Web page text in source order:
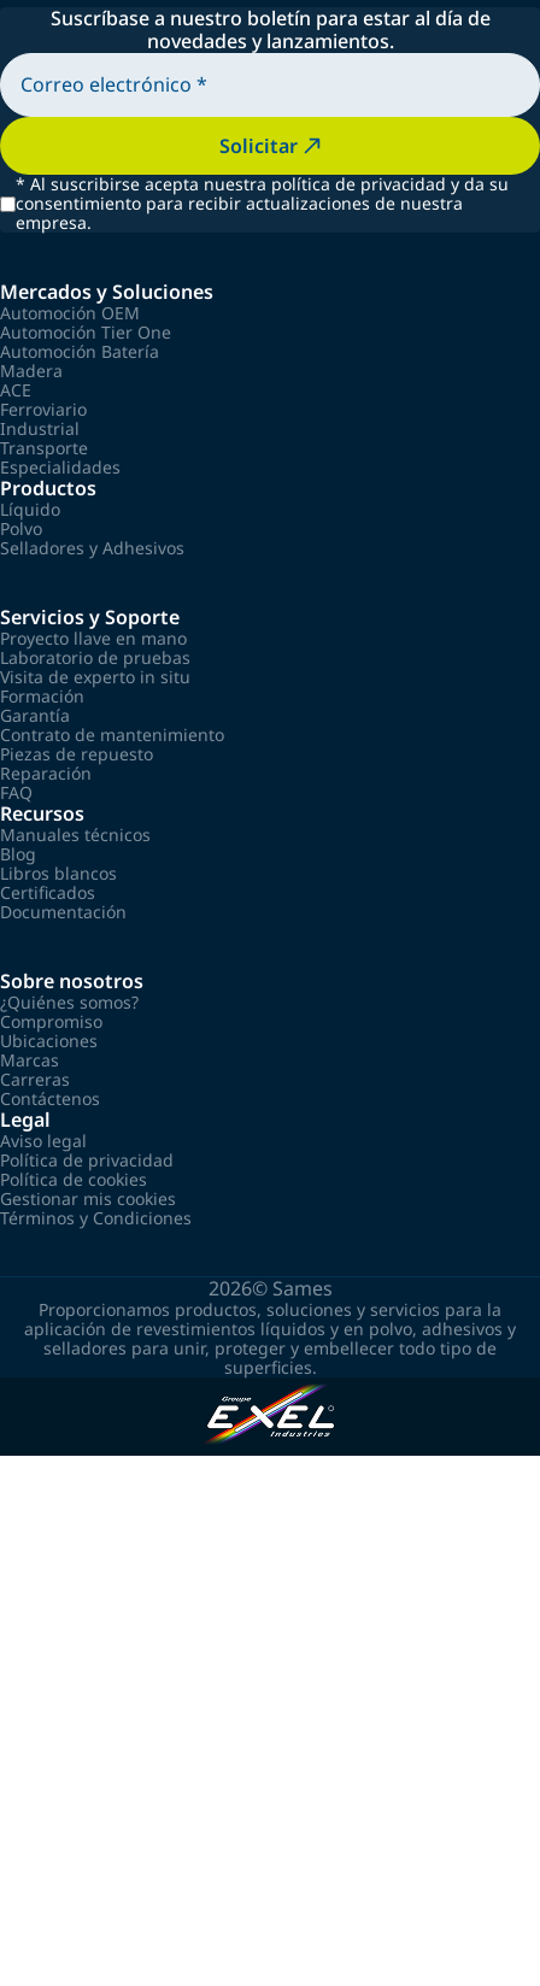
Suscríbase a nuestro boletín para estar al día de
novedades y lanzamientos.
Solicitar
* Al suscribirse acepta nuestra política de privacidad y da su
consentimiento para recibir actualizaciones de nuestra
empresa.
Mercados y Soluciones
Automoción OEM
Automoción Tier One
Automoción Batería
Madera
ACE
Ferroviario
Industrial
Transporte
Especialidades
Productos
Líquido
Polvo
Selladores y Adhesivos
Servicios y Soporte
Proyecto llave en mano
Laboratorio de pruebas
Visita de experto in situ
Formación
Garantía
Contrato de mantenimiento
Piezas de repuesto
Reparación
FAQ
Recursos
Manuales técnicos
Blog
Libros blancos
Certificados
Documentación
Sobre nosotros
¿Quiénes somos?
Compromiso
Ubicaciones
Marcas
Carreras
Contáctenos
Legal
Aviso legal
Política de privacidad
Política de cookies
Gestionar mis cookies
Términos y Condiciones
2026© Sames
Proporcionamos productos, soluciones y servicios para la
aplicación de revestimientos líquidos y en polvo, adhesivos y
selladores para unir, proteger y embellecer todo tipo de
superficies.